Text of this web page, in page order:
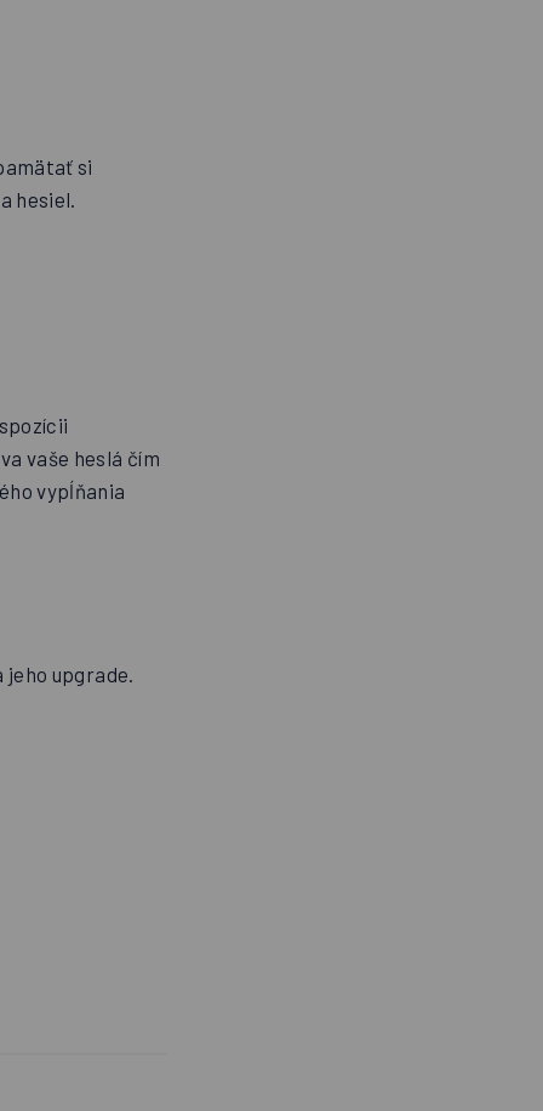
si
hesiel.
vaše heslá čím
vypĺňania
upgrade.